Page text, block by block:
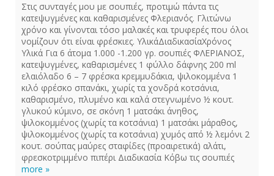
Στις συνταγές μου με σουπιές, προτιμώ πάντα τις
κατεψυγμένες και καθαρισμένες Φλεριανός. Γλιτώνω
χρόνο και γίνονται τόσο μαλακές και τρυφερές που όλοι
νομίζουν ότι είναι φρέσκιες. ΥλικάΔιαδικασίαΧρόνος
Υλικά Για 6 άτομα 1.000 -1.200 γρ. σουπιές ΦΛΕΡΙΑΝΟΣ,
κατεψυγμένες, καθαρισμένες 1 φύλλο δάφνης 200 ml
ελαιόλαδο 6 – 7 φρέσκα κρεμμυδάκια, ψιλοκομμένα 1
κιλό φρέσκο σπανάκι, χωρίς τα χονδρά κοτσάνια,
καθαρισμένο, πλυμένο και καλά στεγνωμένο ½ κουτ.
γλυκού κύμινο, σε σκόνη 1 ματσάκι άνηθος,
ψιλοκομμένος (χωρίς τα κοτσάνια) 1 ματσάκι μάραθος,
ψιλοκομμένος (χωρίς τα κοτσάνια) χυμός από ½ λεμόνι 2
κουτ. σούπας μαύρες σταφίδες (προαιρετικά) αλάτι,
φρεσκοτριμμένο πιπέρι Διαδικασία Κόβω τις σουπιές
more »